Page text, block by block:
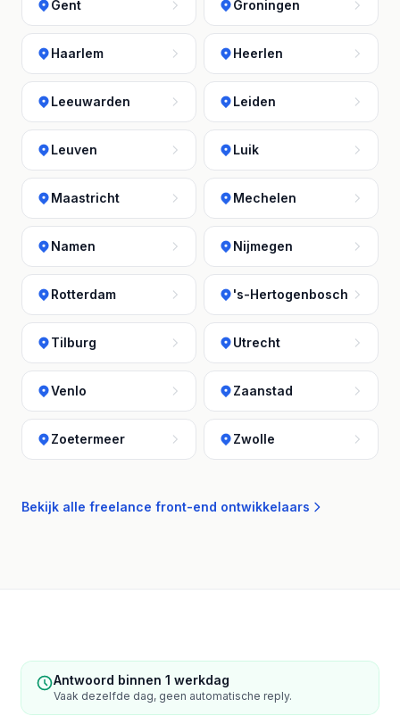
Gent Groningen
Haarlem Heerlen
Leeuwarden Leiden
Leuven Luik
Maastricht Mechelen
Namen Nijmegen
Rotterdam 's-Hertogenbosch
Tilburg Utrecht
Venlo Zaanstad
Zoetermeer Zwolle
Bekijk alle freelance front-end ontwikkelaars
Antwoord binnen 1 werkdag
Vaak dezelfde dag, geen automatische reply.